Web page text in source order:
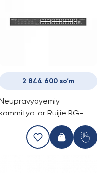
2 844 600 so‘m
Neupravyayemiy
kommityator Ruijie RG-
ES126S-LP V2